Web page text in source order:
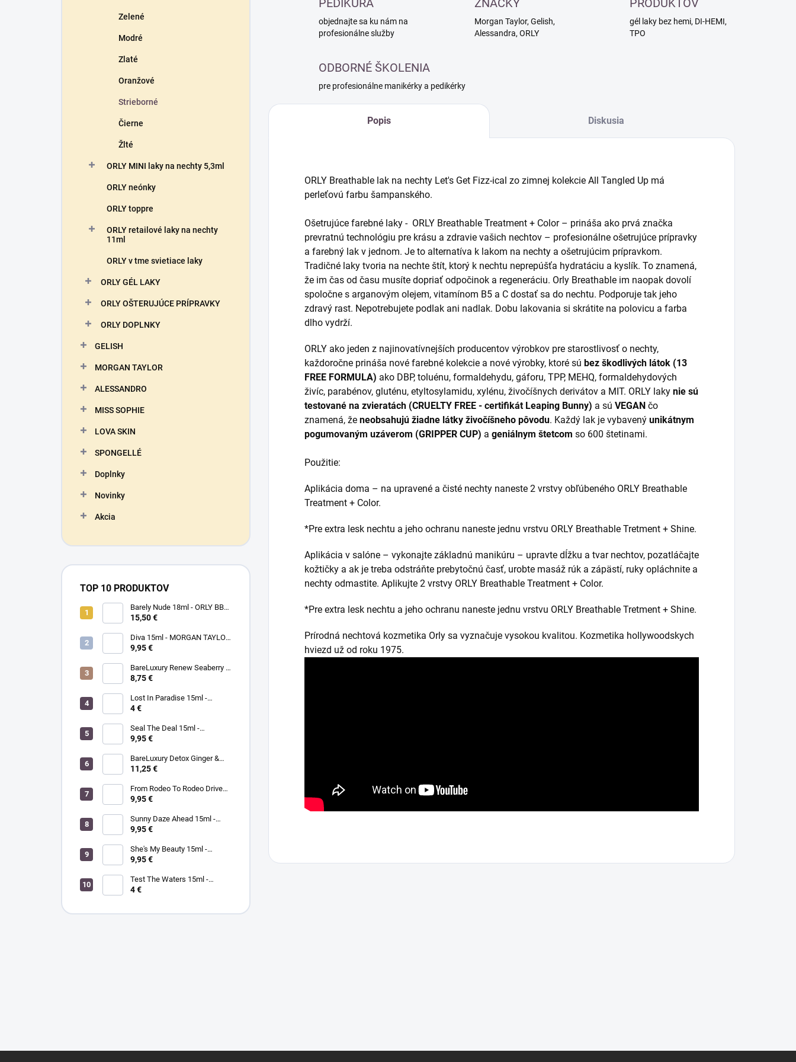
Zelené
Modré
Zlaté
Oranžové
Strieborné
Čierne
Žlté
ORLY MINI laky na nechty 5,3ml
ORLY neónky
ORLY toppre
ORLY retailové laky na nechty
11ml
ORLY v tme svietiace laky
ORLY GÉL LAKY
ORLY OŠTERUJÚCE PRÍPRAVKY
ORLY DOPLNKY
GELISH
MORGAN TAYLOR
ALESSANDRO
MISS SOPHIE
LOVA SKIN
SPONGELLÉ
Doplnky
Novinky
Akcia
TOP 10 PRODUKTOV
Barely Nude 18ml - ORLY BB
CRÉME - makeup na nechty
15,50 €
Diva 15ml - MORGAN TAYLOR
- lak na nechty
9,95 €
BareLuxury Renew Seaberry &
Kukui - MORGAN TAYLOR -
sada rakytník/kukui
8,75 €
Lost In Paradise 15ml -
MORGAN TAYLOR - lak na
4 €
Seal The Deal 15ml -
MORGAN TAYLOR - lak na
9,95 €
BareLuxury Detox Ginger &
Green Tea Lotion 240ml -
hydratačný krém na ruky a
telo zázvor/zelený čaj
11,25 €
From Rodeo To Rodeo Drive
15ml - MORGAN TAYLOR - lak
9,95 €
Sunny Daze Ahead 15ml -
MORGAN TAYLOR - lak na
9,95 €
She's My Beauty 15ml -
MORGAN TAYLOR - lak na
9,95 €
Test The Waters 15ml -
MORGAN TAYLOR - lak na
4 €
PEDIKÚRA
objednajte sa ku nám na
profesionálne služby
ZNAČKY
Morgan Taylor, Gelish,
Alessandra, ORLY
PRODUKTOV
gél laky bez hemi, DI-HEMI,
TPO
ODBORNÉ ŠKOLENIA
pre profesionálne manikérky a pedikérky
Popis Diskusia
ORLY Breathable lak na nechty Let's Get Fizz-ical zo zimnej kolekcie All Tangled Up má
perleťovú farbu šampanského.
Ošetrujúce farebné laky - ORLY Breathable Treatment + Color – prináša ako prvá značka
prevratnú technológiu pre krásu a zdravie vašich nechtov – profesionálne ošetrujúce prípravky
a farebný lak v jednom. Je to alternatíva k lakom na nechty a ošetrujúcim prípravkom.
Tradičné laky tvoria na nechte štít, ktorý k nechtu neprepúšťa hydratáciu a kyslík. To znamená,
že im čas od času musíte dopriať odpočinok a regeneráciu. Orly Breathable im naopak dovolí
spoločne s arganovým olejem, vitamínom B5 a C dostať sa do nechtu. Podporuje tak jeho
zdravý rast. Nepotrebujete podlak ani nadlak. Dobu lakovania si skrátite na polovicu a farba
dlho vydrží.
ORLY ako jeden z najinovatívnejších producentov výrobkov pre starostlivosť o nechty,
každoročne prináša nové farebné kolekcie a nové výrobky, ktoré sú bez škodlivých látok (13
FREE FORMULA) ako DBP, toluénu, formaldehydu, gáforu, TPP, MEHQ, formaldehydových
živíc, parabénov, gluténu, etyltosylamidu, xylénu, živočíšnych derivátov a MIT. ORLY laky nie sú
testované na zvieratách (CRUELTY FREE - certifikát Leaping Bunny) a sú VEGAN čo
znamená, že neobsahujú žiadne látky živočíšneho pôvodu. Každý lak je vybavený unikátnym
pogumovaným uzáverom (GRIPPER CUP) a geniálnym štetcom so 600 štetinami.
Použitie:
Aplikácia doma – na upravené a čisté nechty naneste 2 vrstvy obľúbeného ORLY Breathable
Treatment + Color.
*Pre extra lesk nechtu a jeho ochranu naneste jednu vrstvu ORLY Breathable Tretment + Shine.
Aplikácia v salóne – vykonajte základnú manikúru – upravte dĺžku a tvar nechtov, pozatláčajte
kožtičky a ak je treba odstráňte prebytočnú časť, urobte masáž rúk a zápästí, ruky opláchnite a
nechty odmastite. Aplikujte 2 vrstvy ORLY Breathable Treatment + Color.
*Pre extra lesk nechtu a jeho ochranu naneste jednu vrstvu ORLY Breathable Tretment + Shine.
Prírodná nechtová kozmetika Orly sa vyznačuje vysokou kvalitou. Kozmetika hollywoodskych
hviezd už od roku 1975.